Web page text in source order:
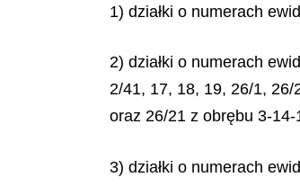
1) działki o numerach
2) działki o numerach
2/41, 17, 18, 19, 26/1,
oraz 26/21 z obrębu 3-14-
3) działki o numerach